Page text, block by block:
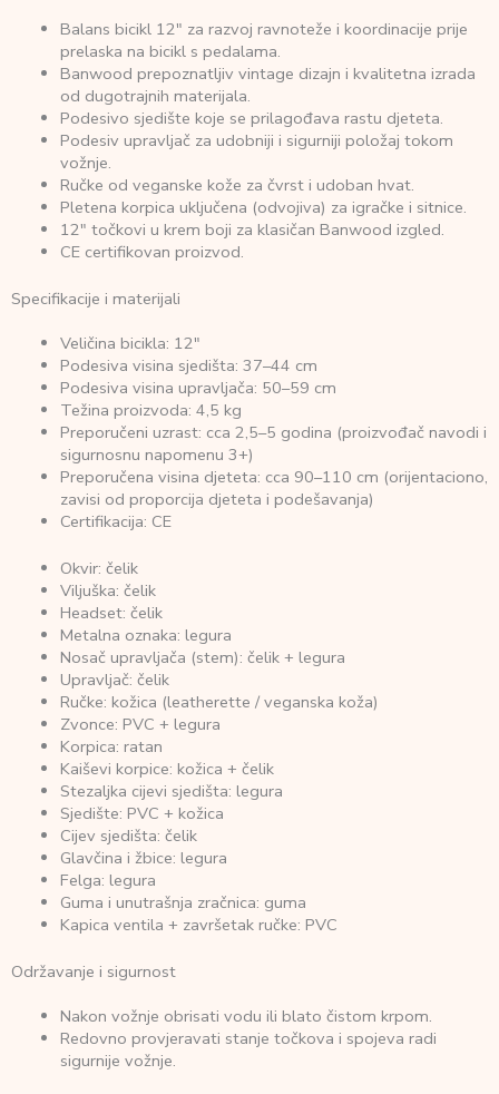
Balans bicikl 12" za razvoj ravnoteže i koordinacije prije
prelaska na bicikl s pedalama.
Banwood prepoznatljiv vintage dizajn i kvalitetna izrada
od dugotrajnih materijala.
Podesivo sjedište koje se prilagođava rastu djeteta.
Podesiv upravljač za udobniji i sigurniji položaj tokom
vožnje.
Ručke od veganske kože za čvrst i udoban hvat.
Pletena korpica uključena (odvojiva) za igračke i sitnice.
12" točkovi u krem boji za klasičan Banwood izgled.
CE certifikovan proizvod.
Specifikacije i materijali
Veličina bicikla: 12"
Podesiva visina sjedišta: 37–44 cm
Podesiva visina upravljača: 50–59 cm
Težina proizvoda: 4,5 kg
Preporučeni uzrast: cca 2,5–5 godina (proizvođač navodi i
sigurnosnu napomenu 3+)
Preporučena visina djeteta: cca 90–110 cm (orijentaciono,
zavisi od proporcija djeteta i podešavanja)
Certifikacija: CE
Okvir: čelik
Viljuška: čelik
Headset: čelik
Metalna oznaka: legura
Nosač upravljača (stem): čelik + legura
Upravljač: čelik
Ručke: kožica (leatherette / veganska koža)
Zvonce: PVC + legura
Korpica: ratan
Kaiševi korpice: kožica + čelik
Stezaljka cijevi sjedišta: legura
Sjedište: PVC + kožica
Cijev sjedišta: čelik
Glavčina i žbice: legura
Felga: legura
Guma i unutrašnja zračnica: guma
Kapica ventila + završetak ručke: PVC
Održavanje i sigurnost
Nakon vožnje obrisati vodu ili blato čistom krpom.
Redovno provjeravati stanje točkova i spojeva radi
sigurnije vožnje.